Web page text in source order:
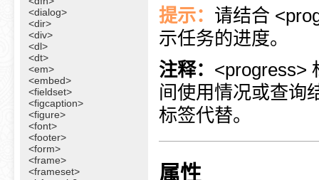
<dialog>
<dir>
<div>
<dl>
<dt>
<em>
<embed>
<fieldset>
<figcaption>
<figure>
<font>
<footer>
<form>
<frame>
<frameset>
提示： 请结合
示任务的进度。
注释： <progress>
间使用情况或查询
标签代替。
属性